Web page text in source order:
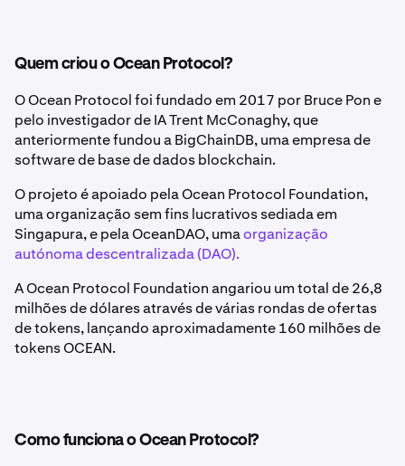
Quem criou o Ocean Protocol?
O Ocean Protocol foi fundado em 2017 por Bruce Pon e
pelo investigador de IA Trent McConaghy, que
anteriormente fundou a BigChainDB, uma empresa de
software de base de dados blockchain.
O projeto é apoiado pela Ocean Protocol Foundation,
uma organização sem fins lucrativos sediada em
Singapura, e pela OceanDAO, umaorganização
autónoma descentralizada (DAO).
A Ocean Protocol Foundation angariou um total de 26,8
milhões de dólares através de várias rondas de ofertas
de tokens, lançando aproximadamente 160 milhões de
tokens OCEAN.
Como funciona o Ocean Protocol?